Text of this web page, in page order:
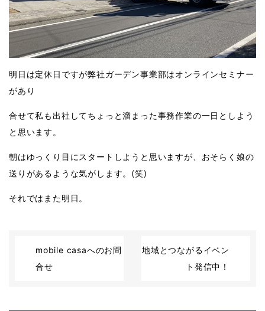
明日は定休日ですが弊社ガーデン事業部はオンラインセミナー
があり
合せて私も出社してちょっと溜まった事務作業の一日としよう
と思います。
朝はゆっくり目にスタートしようと思いますが、おそらく娘の
送りがあるような気がします。(笑)
それではまた明日。
mobile casaへのお問
合せ
地域とつながるイベン
ト発信中！